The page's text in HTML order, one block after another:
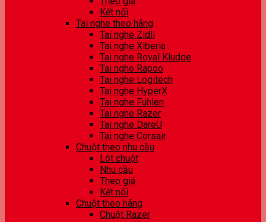
Kết nối
Tai nghe theo hãng
Tai nghe Zidli
Tai nghe Xiberia
Tai nghe Royal Kludge
Tai nghe Rapoo
Tai nghe Logitech
Tai nghe HyperX
Tai nghe Fuhlen
Tai nghe Razer
Tai nghe DareU
Tai nghe Corsair
Chuột theo nhu cầu
Lót chuột
Nhu cầu
Theo giá
Kết nối
Chuột theo hãng
Chuột Razer